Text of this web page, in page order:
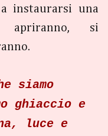
instaurarsi una
apriranno, si
siamo
ghiaccio e
luce e